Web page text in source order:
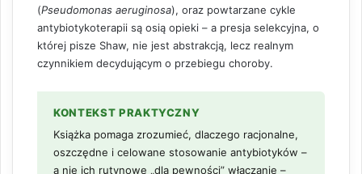
(Pseudomonas aeruginosa), oraz powtarzane cykle
antybiotykoterapii są osią opieki – a presja selekcyjna, o
której pisze Shaw, nie jest abstrakcją, lecz realnym
czynnikiem decydującym o przebiegu choroby.
KONTEKST PRAKTYCZNY
Książka pomaga zrozumieć, dlaczego racjonalne,
oszczędne i celowane stosowanie antybiotyków –
a nie ich rutynowe „dla pewności” włączanie –